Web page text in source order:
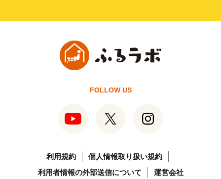
FOLLOW US
利用規約
個人情報取り扱い規約
利用者情報の外部送信について
運営会社